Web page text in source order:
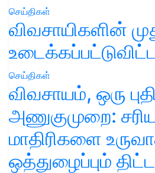
செய்திகள்
விவசாயிகளின்
செய்திகள்
விவசாயம், ஒரு
அணுகுமுறை:
மாதிரிகளை
ஒத்துழைப்பும்